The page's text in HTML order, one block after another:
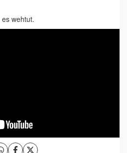
wehtut.